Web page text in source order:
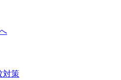
対策